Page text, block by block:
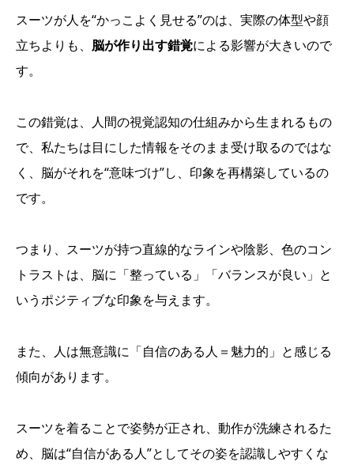
スーツが人を“かっこよく見せる”のは、実際の体型や顔
立ちよりも、 脳が作り出す錯覚による影響が大きいので
す。
この錯覚は、人間の視覚認知の仕組みから生まれるもの
で、私たちは目にした情報をそのまま受け取るのではな
く、脳がそれを“意味づけ”し、印象を再構築しているの
です。
つまり、スーツが持つ直線的なラインや陰影、色のコン
トラストは、脳に「整っている」「バランスが良い」と
いうポジティブな印象を与えます。
また、人は無意識に「自信のある人＝魅力的」と感じる
傾向があります。
スーツを着ることで姿勢が正され、動作が洗練されるた
め、脳は“自信がある人”としてその姿を認識しやすくな